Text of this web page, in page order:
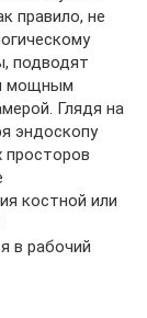
правило, не
подводят
мощным
Глядя на
эндоскопу
просторов
костной или
в рабочий